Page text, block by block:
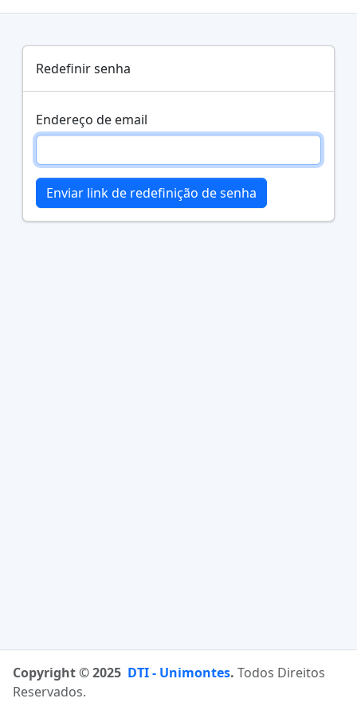
Redefinir senha
Endereço de email
Enviar link de redefinição de senha
Copyright © 2025 DTI - Unimontes. Todos Direitos
Reservados.